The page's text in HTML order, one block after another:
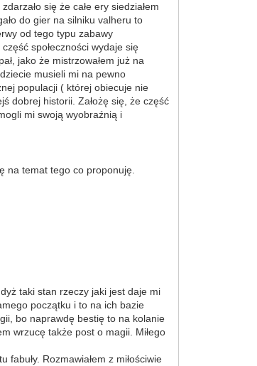
się że całe ery siedziałem
do gier na silniku valheru to
od tego typu zabawy
społeczności wydaje się
jako że mistrzowałem już na
musieli mi na pewno
populacji ( której obiecuje nie
dobrej historii. Założę się, że część
mi swoją wyobraźnią i
na temat tego co proponuję.
taki stan rzeczy jaki jest daje mi
początku i to na ich bazie
bo naprawdę bestię to na kolanie
wrzucę także post o magii. Miłego
Rozmawiałem z miłościwie